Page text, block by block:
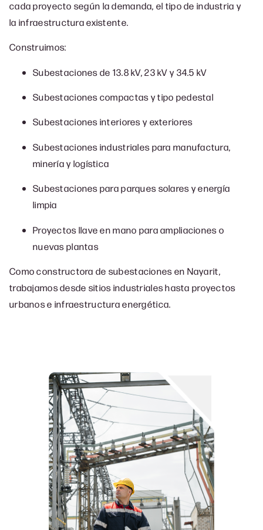
cada proyecto según la demanda, el tipo de industria y
la infraestructura existente.
Construimos:
Subestaciones de 13.8 kV, 23 kV y 34.5 kV
Subestaciones compactas y tipo pedestal
Subestaciones interiores y exteriores
Subestaciones industriales para manufactura,
minería y logística
Subestaciones para parques solares y energía
limpia
Proyectos llave en mano para ampliaciones o
nuevas plantas
Como constructora de subestaciones en Nayarit,
trabajamos desde sitios industriales hasta proyectos
urbanos e infraestructura energética.